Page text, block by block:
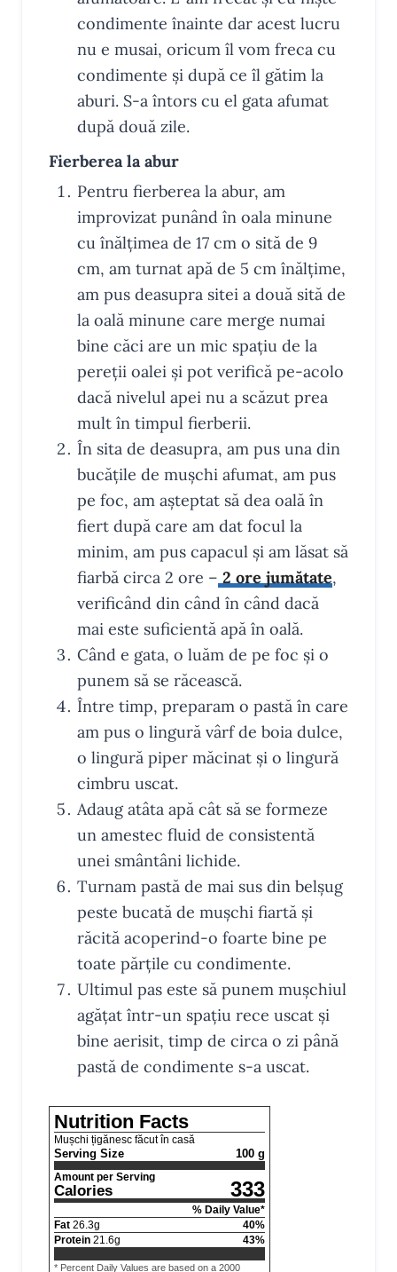
condimente înainte dar acest lucru
nu e musai, oricum îl vom freca cu
condimente și după ce îl gătim la
aburi. S-a întors cu el gata afumat
după două zile.
Fierberea la abur
Pentru fierberea la abur, am
improvizat punând în oala minune
cu înălțimea de 17 cm o sită de 9
cm, am turnat apă de 5 cm înălțime,
am pus deasupra sitei a două sită de
la oală minune care merge numai
bine căci are un mic spațiu de la
pereții oalei și pot verifică pe-acolo
dacă nivelul apei nu a scăzut prea
mult în timpul fierberii.
În sita de deasupra, am pus una din
bucățile de mușchi afumat, am pus
pe foc, am așteptat să dea oală în
fiert după care am dat focul la
minim, am pus capacul și am lăsat să
fiarbă circa 2 ore – 2 ore jumătate,
verificând din când în când dacă
mai este suficientă apă în oală.
Când e gata, o luăm de pe foc și o
punem să se răcească.
Între timp, preparam o pastă în care
am pus o lingură vârf de boia dulce,
o lingură piper măcinat și o lingură
cimbru uscat.
Adaug atâta apă cât să se formeze
un amestec fluid de consistentă
unei smântâni lichide.
Turnam pastă de mai sus din belșug
peste bucată de mușchi fiartă și
răcită acoperind-o foarte bine pe
toate părțile cu condimente.
Ultimul pas este să punem mușchiul
agățat într-un spațiu rece uscat și
bine aerisit, timp de circa o zi până
pastă de condimente s-a uscat.
Nutrition Facts
Mușchi țigănesc făcut în casă
Serving Size 100 g
Amount per Serving
Calories 333
% Daily Value*
Fat 26.3g 40%
Protein 21.6g 43%
* Percent Daily Values are based on a 2000